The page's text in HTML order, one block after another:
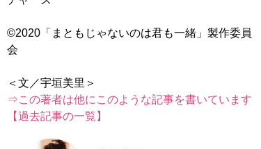
©2020「まともじゃないのは君も一緒」製作委員
会
⇒この著者は他にこのような記事を書いています
【過去記事の一覧】